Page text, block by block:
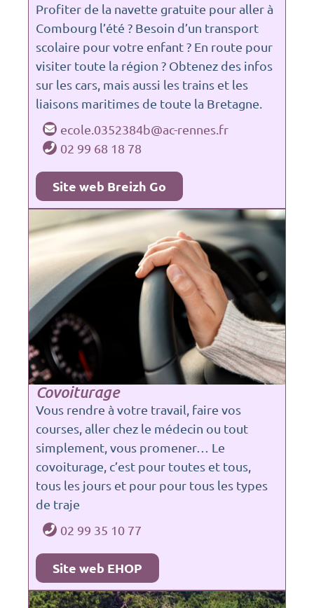
Profiter de la navette gratuite pour aller à
Combourg l’été ? Besoin d’un transport
scolaire pour votre enfant ? En route pour
visiter toute la région ? Obtenez des infos
sur les cars, mais aussi les trains et les
liaisons maritimes de toute la Bretagne.
ecole.0352384b@ac-rennes.fr
02 99 68 18 78
Site web Breizh Go
Covoiturage
Vous rendre à votre travail, faire vos
courses, aller chez le médecin ou tout
simplement, vous promener… Le
covoiturage, c’est pour toutes et tous,
tous les jours et pour pour tous les types
de traje
02 99 35 10 77
Site web EHOP